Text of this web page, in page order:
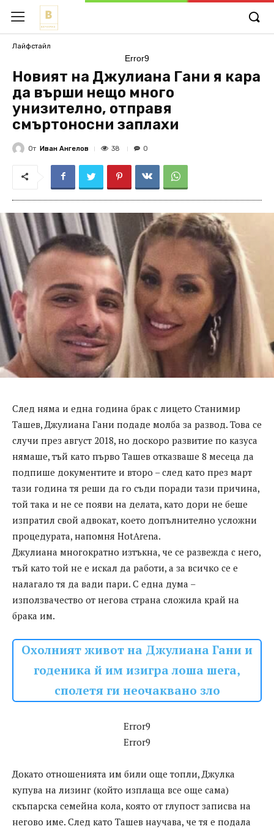
Лайфстайл
Error9
Новият на Джулиана Гани я кара
да върши нещо много
унизително, отправя
смъртоносни заплахи
От Иван Ангелов 38 0
След няма и една година брак с лицето Станимир
Ташев, Джулиана Гани подаде молба за развод. Това се
случи през август 2018, но доскоро развитие по казуса
нямаше, тъй като първо Ташев отказваше 8 месеца да
подпише документите и второ – след като през март
тази година тя реши да го съди поради тази причина,
той така и не се появи на делата, като дори не беше
изпратил свой адвокат, което допълнително усложни
процедурата, напомня HotArena.
Джулиана многократно изтъкна, че се развежда с него,
тъй като той не е искал да работи, а за всичко се е
налагало тя да вади пари. С една дума –
използвачество от негова страна сложила край на
брака им.
Охолният живот на Джулиана Гани и
годеника й им изигра лоша шега,
сполетя ги неочаквано зло
Error9
Error9
Докато отношенията им били още топли, Джулка
купува на лизинг (който изплаща все още сама)
скъпарска семейна кола, която от глупост записва на
негово име. След като Ташев научава, че тя е подала